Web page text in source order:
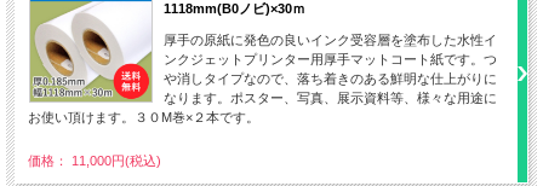
1118mm(B0ノビ)×30ｍ
厚手の原紙に発色の良いインク受容層を塗布した水性イ
ンクジェットプリンター用厚手マットコート紙です。つ
や消しタイプなので、落ち着きのある鮮明な仕上がりに
なります。ポスター、写真、展示資料等、様々な用途に
お使い頂けます。３０M巻×２本です。
価格： 11,000円(税込)